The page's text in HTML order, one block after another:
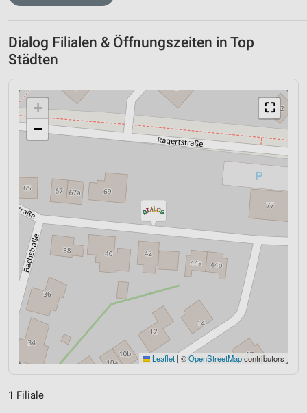
Dialog Filialen & Öffnungszeiten in Top
Städten
⛶
+
−
Leaflet | ©OpenStreetMapcontributors
1 Filiale